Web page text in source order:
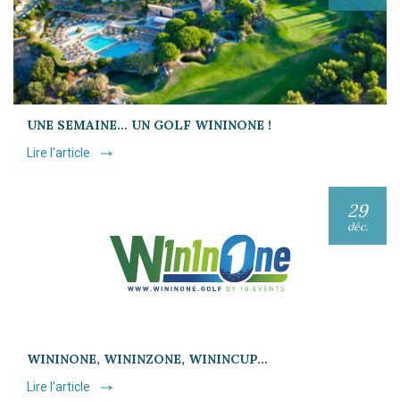
UNE SEMAINE… UN GOLF WININONE !
Lire l'article
29
déc.
WININONE, WININZONE, WININCUP…
Lire l'article